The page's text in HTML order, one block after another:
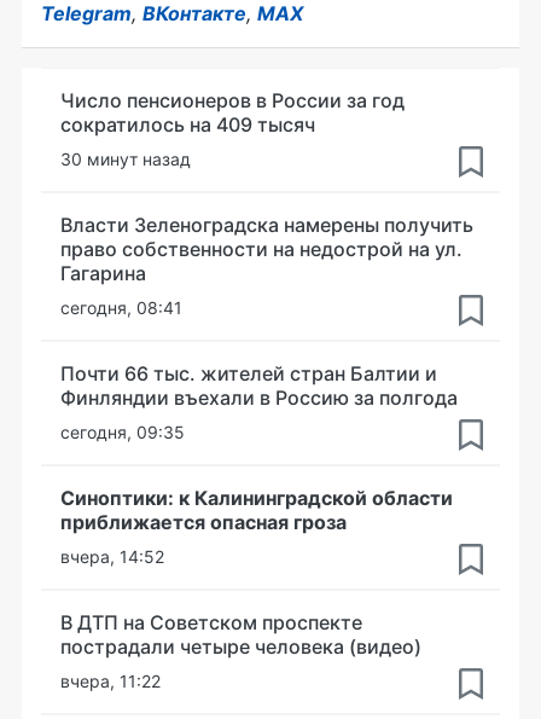
Telegram, ВКонтакте, MAX
Число пенсионеров в России за год
сократилось на 409 тысяч
30 минут назад
Власти Зеленоградска намерены получить
право собственности на недострой на ул.
Гагарина
сегодня, 08:41
Почти 66 тыс. жителей стран Балтии и
Финляндии въехали в Россию за полгода
сегодня, 09:35
Синоптики: к Калининградской области
приближается опасная гроза
вчера, 14:52
В ДТП на Советском проспекте
пострадали четыре человека (видео)
вчера, 11:22